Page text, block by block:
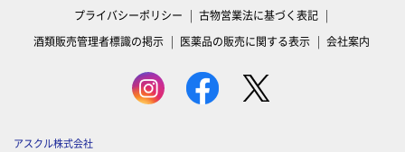
プライバシーポリシー
古物営業法に基づく表記
酒類販売管理者標識の掲示
医薬品の販売に関する表示 会社案内
アスクル株式会社